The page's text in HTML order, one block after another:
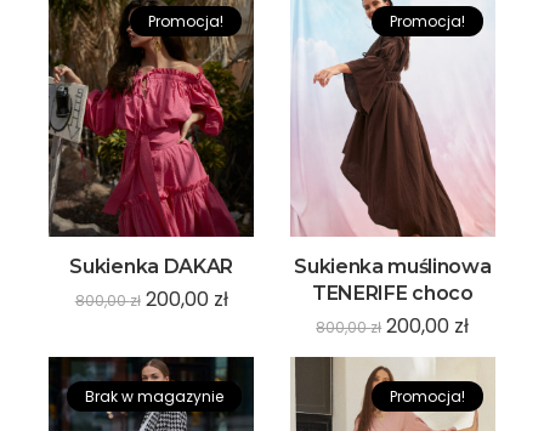
Promocja!
Sukienka DAKAR
800,00zł 200,00 zł
Promocja!
Sukienka muślinowa
TENERIFE choco
800,00zł 200,00 zł
Promocja!
Brak w magazynie Promocja!